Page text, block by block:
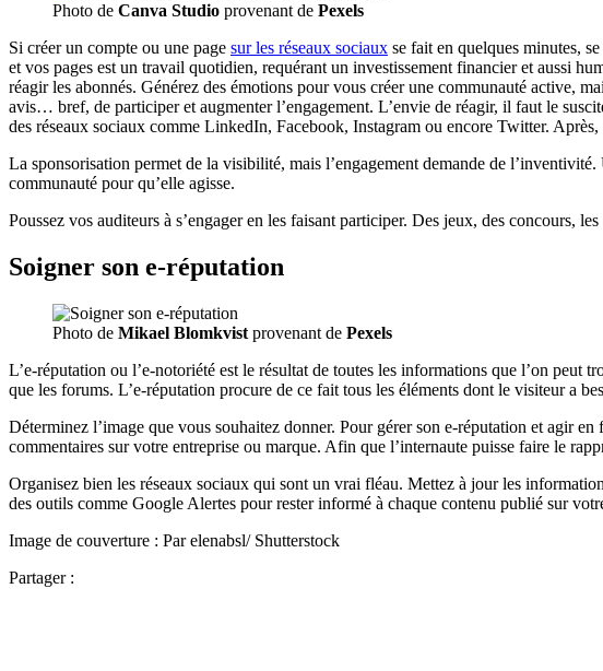
Photo de Canva Studio provenant de Pexels
Si créer un compte ou une page sur les réseaux sociaux se fait en quelques minutes,
et vos pages est un travail quotidien, requérant un investissement financier et aussi
réagir les abonnés. Générez des émotions pour vous créer une communauté active,
avis… bref, de participer et augmenter l’engagement. L’envie de réagir, il faut le
des réseaux sociaux comme LinkedIn, Facebook, Instagram ou encore Twitter.
La sponsorisation permet de la visibilité, mais l’engagement demande de
communauté pour qu’elle agisse.
Poussez vos auditeurs à s’engager en les faisant participer. Des jeux, des concours,
Soigner son e-réputation
Photo de Mikael Blomkvist provenant de Pexels
L’e-réputation ou l’e-notoriété est le résultat de toutes les informations que l’on peut
que les forums. L’e-réputation procure de ce fait tous les éléments dont le visiteur a
Déterminez l’image que vous souhaitez donner. Pour gérer son e-réputation et agir
commentaires sur votre entreprise ou marque. Afin que l’internaute puisse faire le
Organisez bien les réseaux sociaux qui sont un vrai fléau. Mettez à jour les
des outils comme Google Alertes pour rester informé à chaque contenu publié sur
Image de couverture : Par elenabsl/ Shutterstock
Partager :